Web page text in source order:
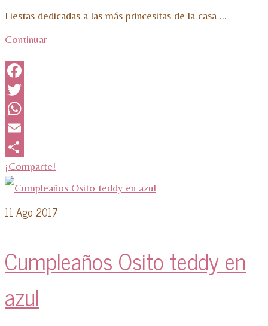
Fiestas dedicadas a las más princesitas de la casa …
Continuar
Facebook
Twitter
WhatsApp
Email
¡Comparte!
11 Ago 2017
Cumpleaños Osito teddy en
azul